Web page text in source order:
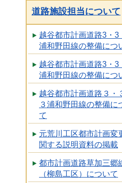
道路施設担当について
越谷都市計画道路3・3
浦和野田線の整備につ
越谷都市計画道路3・3
浦和野田線の整備につ
越谷都市計画道路３・
３浦和野田線の整備に
て
元荒川工区都市計画変
関する説明資料の掲載
都市計画道路草加三郷
（柳島工区）について